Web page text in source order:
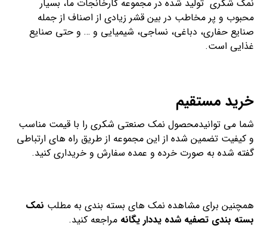
نمک شکری تولید شده در مجموعه کارخانجات ما، بسیار
محبوب و پر مخاطب در بین قشر زیادی از اصناف از جمله
صنایع حفاری، دباغی، نساجی، شیمیایی و … و حتی صنایع
غذایی است.
خرید مستقیم
شما می توانیدمحصول نمک صنعتی شکری را با قیمت مناسب
و کیفیت تضمین شده از این مجموعه از طریق راه های ارتباطی
گفته شده به صورت خرده و عمده سفارش و خریداری کنید.
همچنین برای مشاهده نمک های بسته بندی به مطلب نمک
بسته بندی تصفیه شده یددار یگانه مراجعه کنید.